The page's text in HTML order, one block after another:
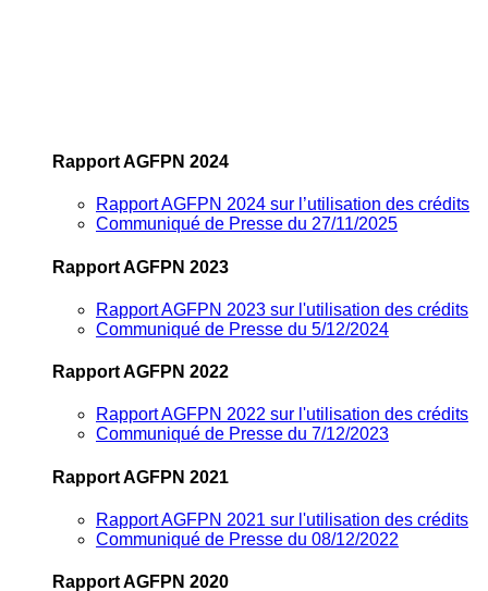
Rapport AGFPN 2024
Rapport AGFPN 2024 sur l’utilisation des crédits
Communiqué de Presse du 27/11/2025
Rapport AGFPN 2023
Rapport AGFPN 2023 sur l'utilisation des crédits
Communiqué de Presse du 5/12/2024
Rapport AGFPN 2022
Rapport AGFPN 2022 sur l'utilisation des crédits
Communiqué de Presse du 7/12/2023
Rapport AGFPN 2021
Rapport AGFPN 2021 sur l'utilisation des crédits
Communiqué de Presse du 08/12/2022
Rapport AGFPN 2020